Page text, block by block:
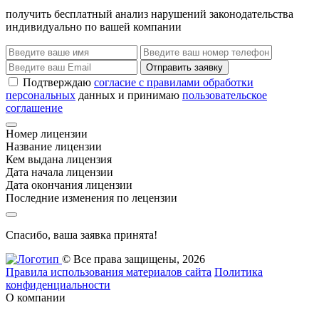
получить бесплатный анализ нарушений законодательства
индивидуально по вашей компании
Отправить заявку
Подтверждаю согласие с правилами обработки
персональных данных и принимаю пользовательское
соглашение
Номер лицензии
Название лицензии
Кем выдана лицензия
Дата начала лицензии
Дата окончания лицензии
Последние изменения по лецензии
Спасибо, ваша заявка принята!
© Все права защищены, 2026
Правила использования материалов сайта Политика
конфиденциальности
О компании